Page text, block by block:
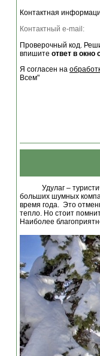
Контактная
Контактный e-mail:
Проверочный код.
впишите ответ в окно
Я согласен на
Всем"
Удулаг –
больших шумных
время года. Это
тепло. Но стоит
Наиболее